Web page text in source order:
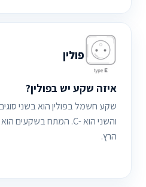
פולין
איזה שקע יש בפולין?
הרץ.